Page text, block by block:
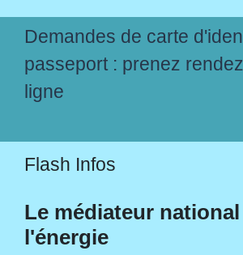
Demandes de carte
passeport : prenez
ligne
Flash Infos
Le médiateur
l'énergie